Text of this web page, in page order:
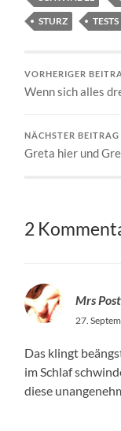
STURZ
TESTS
VORHERIGER
Wenn sich alles
NÄCHSTER BEITRAG
Greta hier und
2
Mrs
27.
Das klingt
im Schlaf
diese